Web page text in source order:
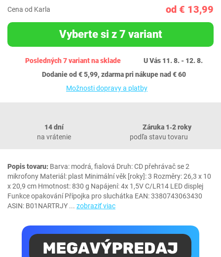
Cena od Karla od € 13,99
Vyberte si z 7 variant
Posledných 7 variant na sklade
U Vás 11. 8. - 12. 8.
Dodanie od € 5,99, zdarma pri nákupe nad € 60
Možnosti dopravy a platby
14 dní
na vrátenie
Záruka 1‐2 roky
podľa stavu tovaru
Popis tovaru: Barva: modrá, fialová Druh: CD přehrávač se 2
mikrofony Materiál: plast Minimální věk [roky]: 3 Rozměry: ‎26,3 x 10
x 20,9 cm Hmotnost: 830 g Napájení: 4x 1,5V C/LR14 LED displej
Funkce opakování Přípojka pro sluchátka EAN: 3380743063430
ASIN: B01NARTRJY ... zobraziť viac